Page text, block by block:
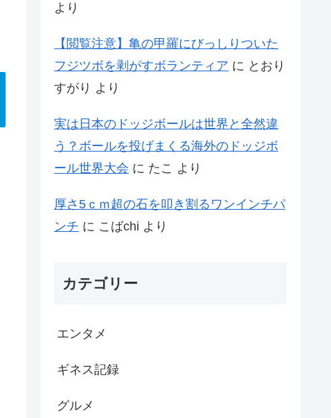
より
【閲覧注意】亀の甲羅にびっしりついた
フジツボを剥がすボランティア に とおり
すがり より
実は日本のドッジボールは世界と全然違
う？ボールを投げまくる海外のドッジボ
ール世界大会 に たこ より
厚さ5ｃｍ超の石を叩き割るワンインチパ
ンチ に こばchi より
カテゴリー
エンタメ
ギネス記録
グルメ